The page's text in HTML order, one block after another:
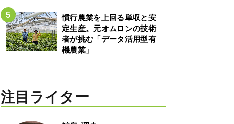
慣行農業を上回る単収と安
定生産。元オムロンの技術
者が挑む「データ活用型有
機農業」
注目ライター